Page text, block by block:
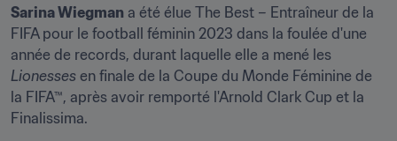
Sarina Wiegman a été élue The Best – Entraîneur de la
FIFA pour le football féminin 2023 dans la foulée d'une
Lionesses en finale de la Coupe du Monde Féminine de
la FIFA™, après avoir remporté l'Arnold Clark Cup et la
Finalissima.